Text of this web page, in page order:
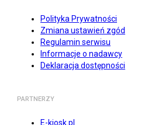
Polityka Prywatności
Zmiana ustawień zgód
Regulamin serwisu
Informacje o nadawcy
Deklaracja dostępności
PARTNERZY
E-kiosk.pl